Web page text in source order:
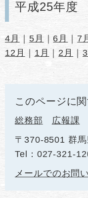
平成25年度
4月 ｜ 5月 ｜ 6月 ｜7
12月
｜ 1月 ｜ 2月 ｜
このページに
総務部 広報課
〒370-8501 群
Tel：027-321-
メールでのお問